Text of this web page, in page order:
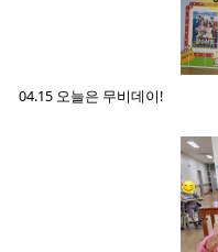
04.15 오늘은 무비데이!